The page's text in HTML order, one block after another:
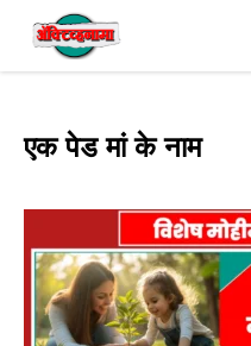
एक पेड मां के नाम